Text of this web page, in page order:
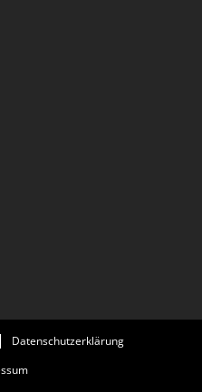
Datenschutzerklärung